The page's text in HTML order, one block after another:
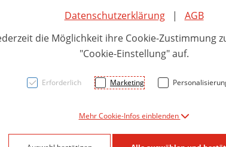
Datenschutzerklärung| AGB
die Möglichkeit ihre Cookie-Zustimmung
"Cookie-Einstellung" auf.
Erforderlich Marketing
Mehr Cookie-Infos einblenden